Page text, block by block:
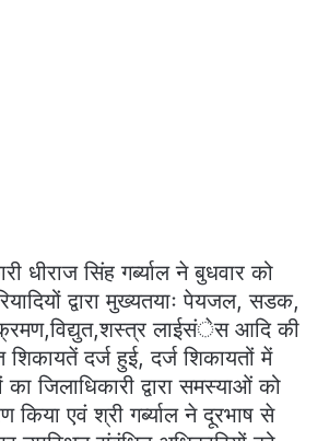
धीराज सिंह गर्ब्याल ने बुधवार को
द्वारा मुख्यतयाः पेयजल, सडक,
लाईसंेस आदि की
शिकायतें दर्ज हुई, दर्ज शिकायतों में
जिलाधिकारी द्वारा समस्याओं को
किया एवं श्री गर्ब्याल ने दूरभाष से